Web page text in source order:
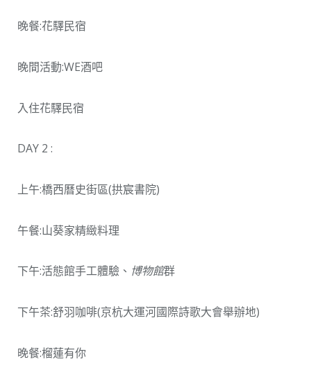
晚餐:花驛民宿
晚間活動:WE酒吧
入住花驛民宿
DAY 2 :
上午:橋西曆史街區(拱宸書院)
午餐:山葵家精緻料理
下午:活態館手工體驗、 博物館群
下午茶:舒羽咖啡(京杭大運河國際詩歌大會舉辦地)
晚餐:榴蓮有你